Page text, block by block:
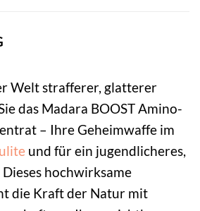
Welt strafferer, glatterer
das Madara BOOST Amino-
– Ihre Geheimwaffe im
und für ein jugendlicheres,
hochwirksame
die Kraft der Natur mit